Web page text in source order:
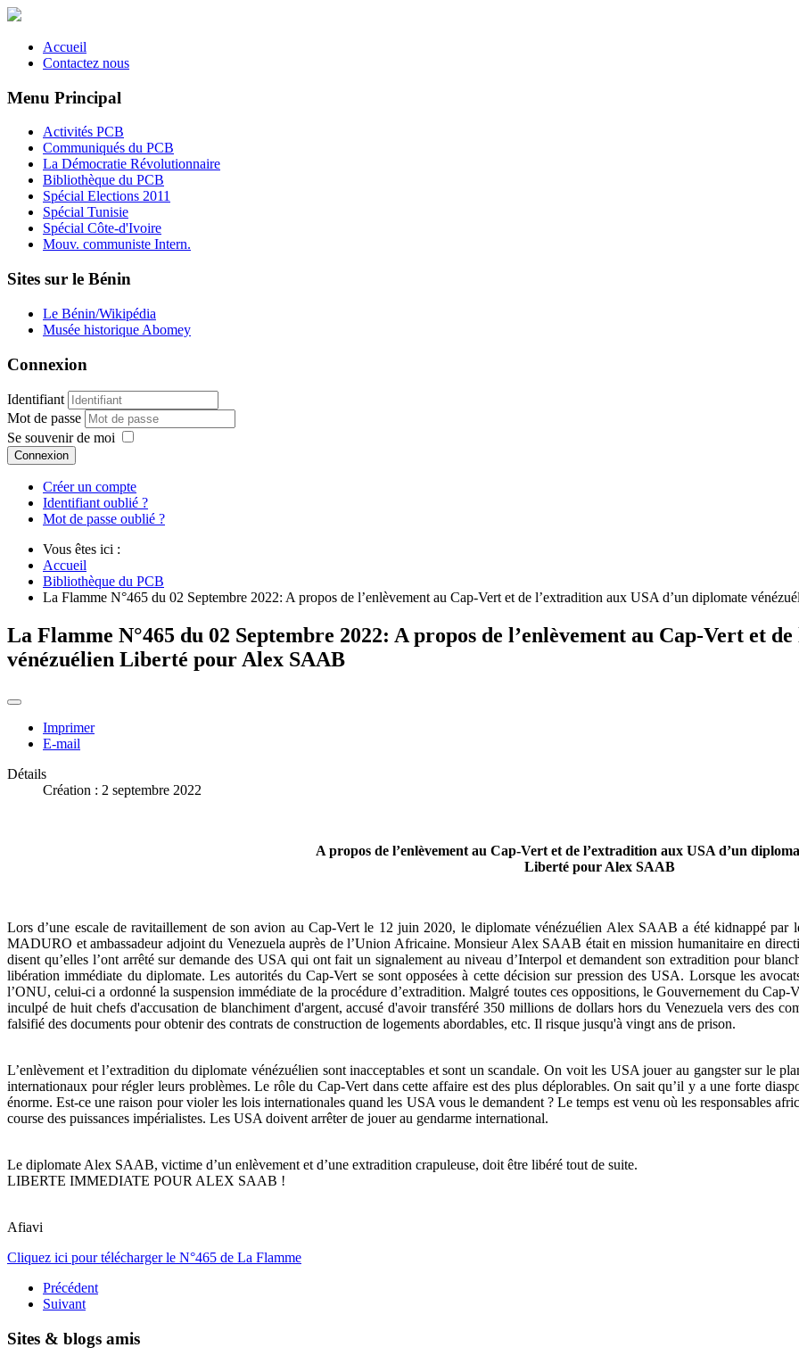
Accueil
Contactez nous
Menu Principal
Activités PCB
Communiqués du PCB
La Démocratie Révolutionnaire
Bibliothèque du PCB
Spécial Elections 2011
Spécial Tunisie
Spécial Côte-d'Ivoire
Mouv. communiste Intern.
Sites sur le Bénin
Le Bénin/Wikipédia
Musée historique Abomey
Connexion
Identifiant
Mot de passe
Se souvenir de moi
Connexion
Créer un compte
Identifiant oublié ?
Mot de passe oublié ?
Vous êtes ici :
Accueil
Bibliothèque du PCB
La Flamme N°465 du 02 Septembre 2022: A propos de l’enlèvement au Cap-Vert et de l’extradition aux USA d’un diplomate
La Flamme N°465 du 02 Septembre 2022: A propos de l’enlèvement au Cap-Vert et
vénézuélien Liberté pour Alex SAAB
Imprimer
E-mail
Détails
Création : 2 septembre 2022
A propos de l’enlèvement au Cap-Vert et de l’extradition aux USA d’un
Liberté pour Alex SAAB
Lors d’une escale de ravitaillement de son avion au Cap-Vert le 12 juin 2020, le diplomate vénézuélien Alex SAAB a été kidnappé par
MADURO et ambassadeur adjoint du Venezuela auprès de l’Union Africaine. Monsieur Alex SAAB était en mission humanitaire en
disent qu’elles l’ont arrêté sur demande des USA qui ont fait un signalement au niveau d’Interpol et demandent son extradition pour
libération immédiate du diplomate. Les autorités du Cap-Vert se sont opposées à cette décision sur pression des USA. Lorsque les
l’ONU, celui-ci a ordonné la suspension immédiate de la procédure d’extradition. Malgré toutes ces oppositions, le Gouvernement du
inculpé de huit chefs d'accusation de blanchiment d'argent, accusé d'avoir transféré 350 millions de dollars hors du Venezuela vers des
falsifié des documents pour obtenir des contrats de construction de logements abordables, etc. Il risque jusqu'à vingt ans de prison.
L’enlèvement et l’extradition du diplomate vénézuélien sont inacceptables et sont un scandale. On voit les USA jouer au gangster sur le
internationaux pour régler leurs problèmes. Le rôle du Cap-Vert dans cette affaire est des plus déplorables. On sait qu’il y a une forte
énorme. Est-ce une raison pour violer les lois internationales quand les USA vous le demandent ? Le temps est venu où les responsables
course des puissances impérialistes. Les USA doivent arrêter de jouer au gendarme international.
Le diplomate Alex SAAB, victime d’un enlèvement et d’une extradition crapuleuse, doit être libéré tout de suite.
LIBERTE IMMEDIATE POUR ALEX SAAB !
Afiavi
Cliquez ici pour télécharger le N°465 de La Flamme
Précédent
Suivant
Sites & blogs amis